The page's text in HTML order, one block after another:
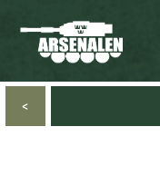
<